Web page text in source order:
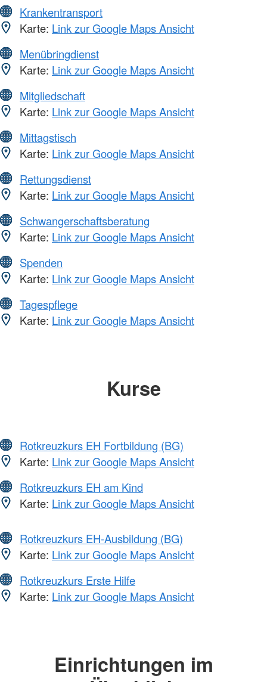
Krankentransport
Karte: Link zur Google Maps Ansicht
Menübringdienst
Karte: Link zur Google Maps Ansicht
Mitgliedschaft
Karte: Link zur Google Maps Ansicht
Mittagstisch
Karte: Link zur Google Maps Ansicht
Rettungsdienst
Karte: Link zur Google Maps Ansicht
Schwangerschaftsberatung
Karte: Link zur Google Maps Ansicht
Spenden
Karte: Link zur Google Maps Ansicht
Tagespflege
Karte: Link zur Google Maps Ansicht
Kurse
Rotkreuzkurs EH Fortbildung (BG)
Karte: Link zur Google Maps Ansicht
Rotkreuzkurs EH am Kind
Karte: Link zur Google Maps Ansicht
Rotkreuzkurs EH-Ausbildung (BG)
Karte: Link zur Google Maps Ansicht
Rotkreuzkurs Erste Hilfe
Karte: Link zur Google Maps Ansicht
Einrichtungen im